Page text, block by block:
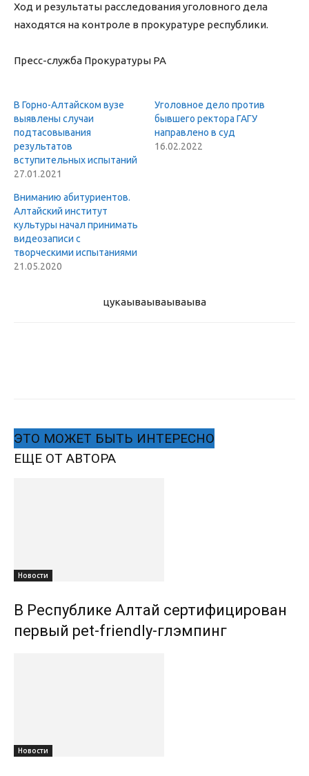
Ход и результаты расследования уголовного дела
находятся на контроле в прокуратуре республики.
Пресс-служба Прокуратуры РА
В Горно-Алтайском вузе
выявлены случаи
подтасовывания
результатов
вступительных испытаний
27.01.2021
Уголовное дело против
бывшего ректора ГАГУ
направлено в суд
16.02.2022
Вниманию абитуриентов.
Алтайский институт
культуры начал принимать
видеозаписи с
творческими испытаниями
21.05.2020
цукаываываываыва
ЭТО МОЖЕТ БЫТЬ ИНТЕРЕСНО
ЕЩЕ ОТ АВТОРА
Новости
В Республике Алтай сертифицирован
первый pet-friendly-глэмпинг
Новости